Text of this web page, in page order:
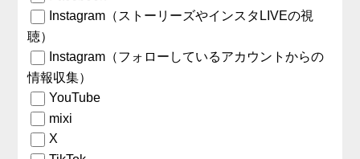
Instagram（ストーリーズやインスタLIVEの視
聴）
Instagram（フォローしているアカウントからの
情報収集）
YouTube
mixi
X